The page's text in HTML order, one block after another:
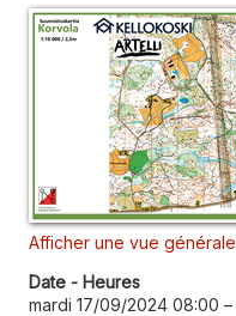
Afficher une vue générale
Date - Heures
mardi 17/09/2024 08:00 –